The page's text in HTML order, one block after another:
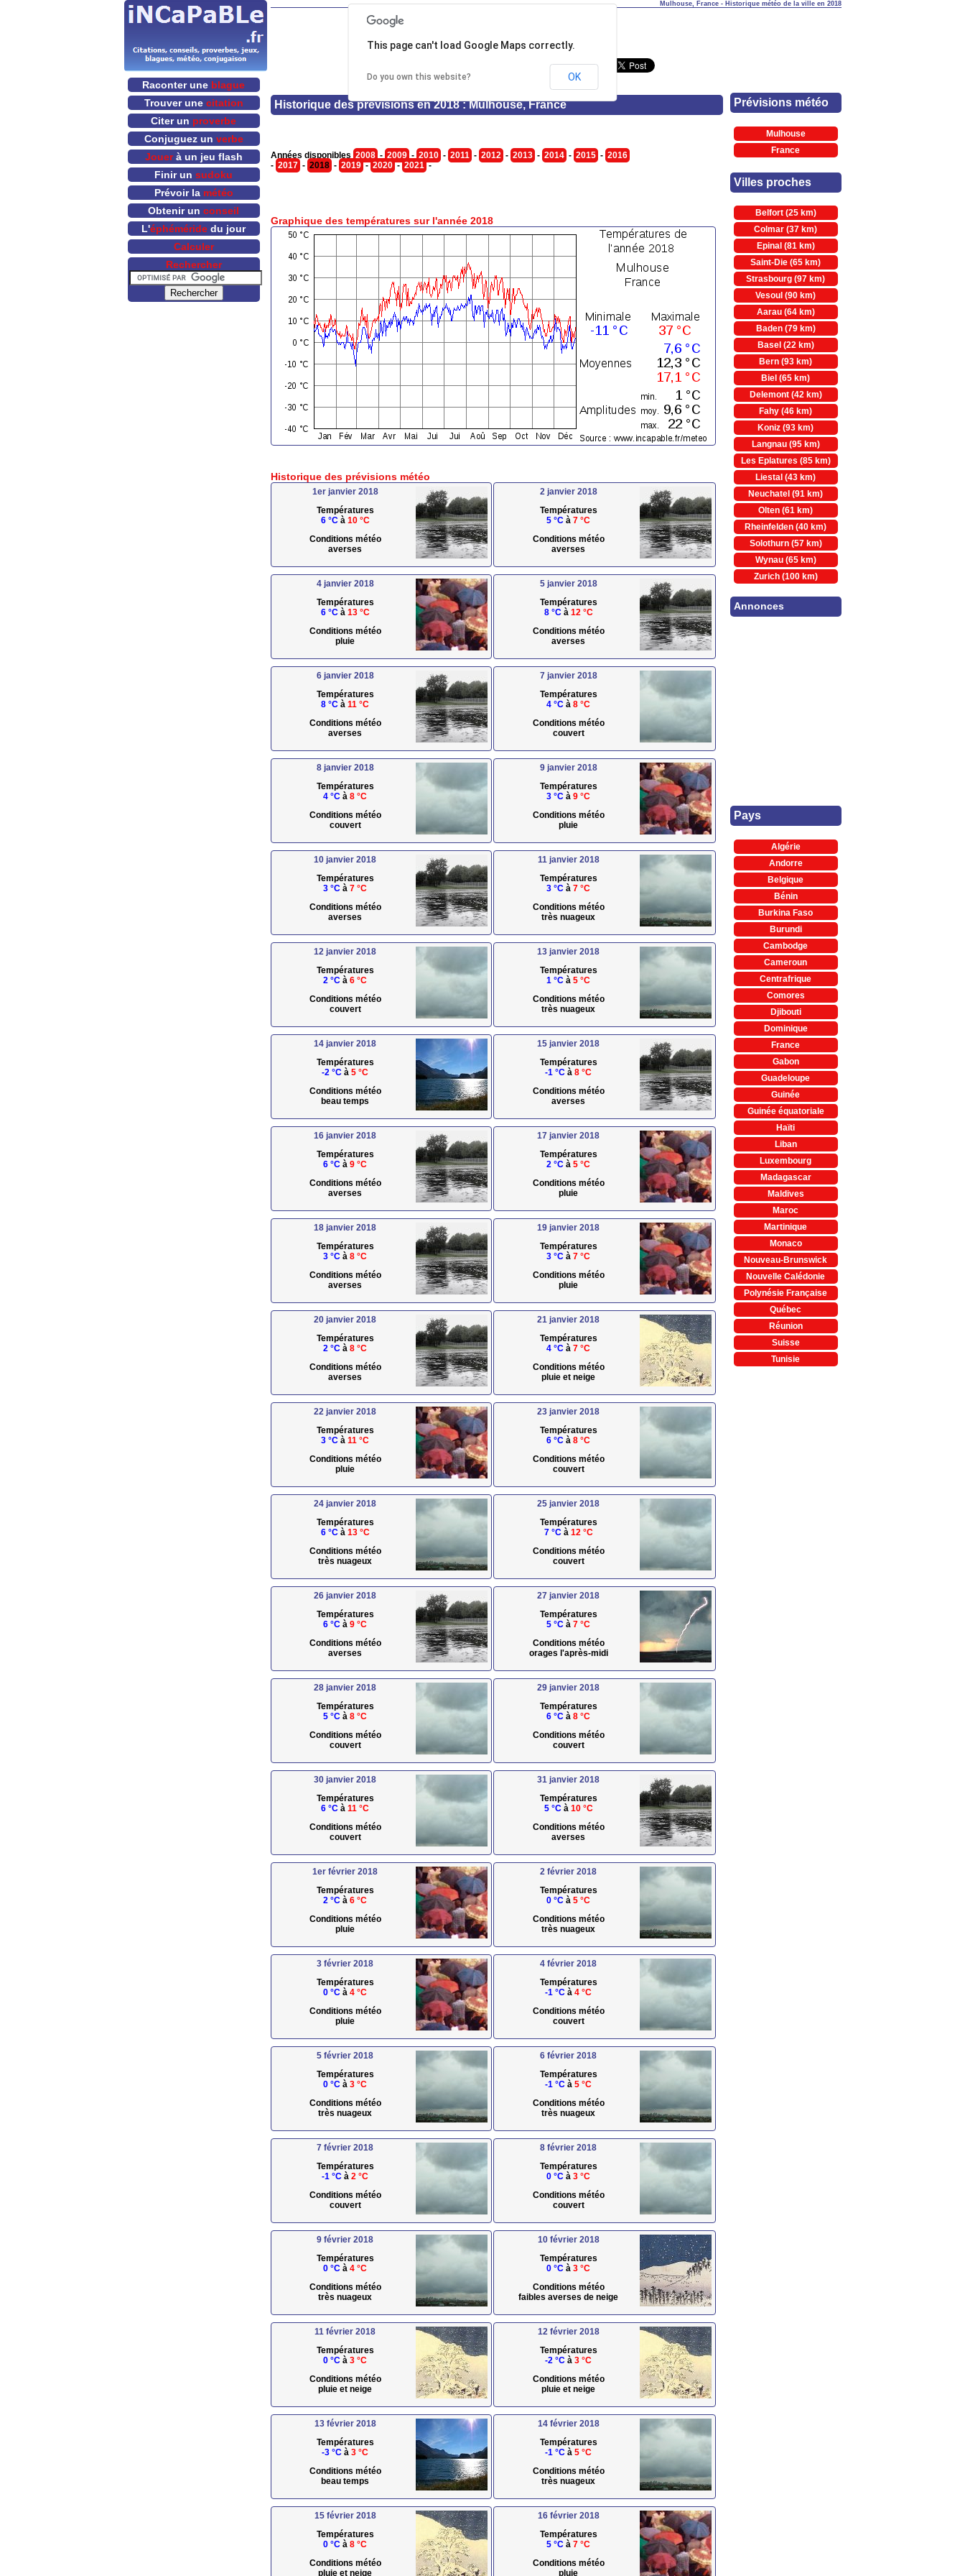
Mulhouse, France - Historique météo de la ville en 2018
Historique des prévisions en 2018 : Mulhouse, France
Années disponibles 2008 - 2009 - 2010 - 2011 - 2012 - 2013 - 2014 - 2015 - 2016
- 2017 - 2018 - 2019 - 2020 - 2021 -
Graphique des températures sur l'année 2018
Historique des prévisions météo
1er janvier 2018
Températures
6 °Cà 10 °C
Conditions météo
averses
2 janvier 2018
Températures
5 °C à 7 °C
Conditions météo
averses
4 janvier 2018
Températures
6 °Cà 13 °C
Conditions météo
pluie
5 janvier 2018
Températures
8 °Cà 12 °C
Conditions météo
averses
6 janvier 2018
Températures
8 °C à 11 °C
Conditions météo
averses
7 janvier 2018
Températures
4 °C à 8 °C
Conditions météo
couvert
8 janvier 2018
Températures
4 °C à 8 °C
Conditions météo
couvert
9 janvier 2018
Températures
3 °C à 9 °C
Conditions météo
pluie
10 janvier 2018
Températures
3 °C à 7 °C
Conditions météo
averses
11 janvier 2018
Températures
3 °C à 7 °C
Conditions météo
très nuageux
12 janvier 2018
Températures
2 °C à 6 °C
Conditions météo
couvert
13 janvier 2018
Températures
1 °C à 5 °C
Conditions météo
très nuageux
14 janvier 2018
Températures
-2 °C à 5 °C
Conditions météo
beau temps
15 janvier 2018
Températures
-1 °C à 8 °C
Conditions météo
averses
16 janvier 2018
Températures
6 °C à 9 °C
Conditions météo
averses
17 janvier 2018
Températures
2 °C à 5 °C
Conditions météo
pluie
18 janvier 2018
Températures
3 °C à 8 °C
Conditions météo
averses
19 janvier 2018
Températures
3 °C à 7 °C
Conditions météo
pluie
20 janvier 2018
Températures
2 °C à 8 °C
Conditions météo
averses
21 janvier 2018
Températures
4 °C à 7 °C
Conditions météo
pluie et neige
22 janvier 2018
Températures
3 °C à 11 °C
Conditions météo
pluie
23 janvier 2018
Températures
6 °C à 8 °C
Conditions météo
couvert
24 janvier 2018
Températures
6 °Cà 13 °C
Conditions météo
très nuageux
25 janvier 2018
Températures
7 °Cà 12 °C
Conditions météo
couvert
26 janvier 2018
Températures
6 °C à 9 °C
Conditions météo
averses
27 janvier 2018
Températures
5 °C à 7 °C
Conditions météo
orages l'après-midi
28 janvier 2018
Températures
5 °C à 8 °C
Conditions météo
couvert
29 janvier 2018
Températures
6 °C à 8 °C
Conditions météo
couvert
30 janvier 2018
Températures
6 °C à 11 °C
Conditions météo
couvert
31 janvier 2018
Températures
5 °Cà 10 °C
Conditions météo
averses
1er février 2018
Températures
2 °C à 6 °C
Conditions météo
pluie
2 février 2018
Températures
0 °C à 5 °C
Conditions météo
très nuageux
3 février 2018
Températures
0 °C à 4 °C
Conditions météo
pluie
4 février 2018
Températures
-1 °C à 4 °C
Conditions météo
couvert
5 février 2018
Températures
0 °C à 3 °C
Conditions météo
très nuageux
6 février 2018
Températures
-1 °C à 5 °C
Conditions météo
très nuageux
7 février 2018
Températures
-1 °C à 2 °C
Conditions météo
couvert
8 février 2018
Températures
0 °C à 3 °C
Conditions météo
couvert
9 février 2018
Températures
0 °C à 4 °C
Conditions météo
très nuageux
10 février 2018
Températures
0 °C à 3 °C
Conditions météo
faibles averses de neige
11 février 2018
Températures
0 °C à 3 °C
Conditions météo
pluie et neige
12 février 2018
Températures
-2 °C à 3 °C
Conditions météo
pluie et neige
13 février 2018
Températures
-3 °C à 3 °C
Conditions météo
beau temps
14 février 2018
Températures
-1 °C à 5 °C
Conditions météo
très nuageux
15 février 2018
Températures
0 °C à 8 °C
Conditions météo
pluie et neige
16 février 2018
Températures
5 °C à 7 °C
Conditions météo
pluie
This page can't load Google Maps correctly.
Do you own this website? OK
Prévisions météo
Mulhouse
France
Villes proches
Belfort (25 km)
Colmar (37 km)
Epinal (81 km)
Saint-Die (65 km)
Strasbourg (97 km)
Vesoul (90 km)
Aarau (64 km)
Baden (79 km)
Basel (22 km)
Bern (93 km)
Biel (65 km)
Delemont (42 km)
Fahy (46 km)
Koniz (93 km)
Langnau (95 km)
Les Eplatures (85 km)
Liestal (43 km)
Neuchatel (91 km)
Olten (61 km)
Rheinfelden (40 km)
Solothurn (57 km)
Wynau (65 km)
Zurich (100 km)
Annonces
Pays
Algérie
Andorre
Belgique
Bénin
Burkina Faso
Burundi
Cambodge
Cameroun
Centrafrique
Comores
Djibouti
Dominique
France
Gabon
Guadeloupe
Guinée
Guinée équatoriale
Haïti
Liban
Luxembourg
Madagascar
Maldives
Maroc
Martinique
Monaco
Nouveau-Brunswick
Nouvelle Calédonie
Polynésie Française
Québec
Réunion
Suisse
Tunisie
Raconter une blague
Trouver une citation
Citer un proverbe
Conjuguez un verbe
Jouerà un jeu flash
Finir un sudoku
Prévoir la météo
Obtenir un conseil
L'éphéméride du jour
Calculer
Rechercher